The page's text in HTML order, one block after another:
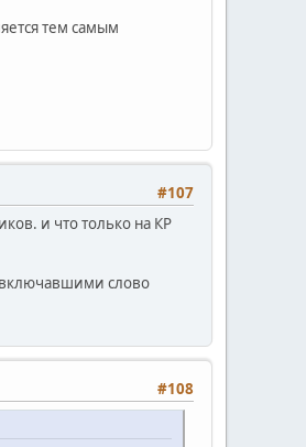
тем самым
#107
и что только на КР
включавшими слово
#108